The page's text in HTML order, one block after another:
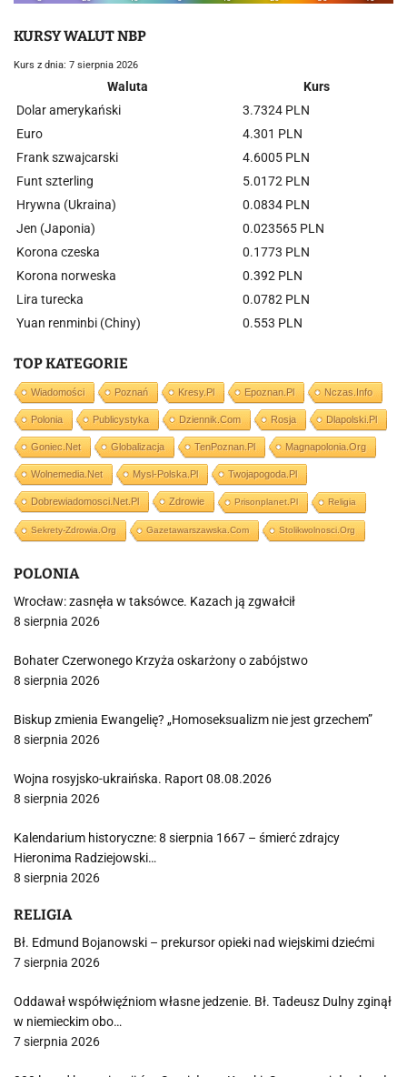
KURSY WALUT NBP
Kurs z dnia: 7 sierpnia 2026
Waluta
Kurs
Dolar amerykański
3.7324 PLN
Euro
4.301 PLN
Frank szwajcarski
4.6005 PLN
Funt szterling
5.0172 PLN
Hrywna (Ukraina)
0.0834 PLN
Jen (Japonia)
0.023565 PLN
Korona czeska
0.1773 PLN
Korona norweska
0.392 PLN
Lira turecka
0.0782 PLN
Yuan renminbi (Chiny)
0.553 PLN
TOP KATEGORIE
Wiadomości Poznań Kresy.pl Epoznan.pl Nczas.info
Polonia Publicystyka Dziennik.com Rosja Dlapolski.pl
Goniec.net Globalizacja TenPoznan.pl Magnapolonia.org
Wolnemedia.net Mysl-Polska.pl Twojapogoda.pl
Dobrewiadomosci.net.pl Zdrowie Prisonplanet.pl Religia
Sekrety-Zdrowia.org Gazetawarszawska.com Stolikwolnosci.org
POLONIA
Wrocław: zasnęła w taksówce. Kazach ją zgwałcił
8 sierpnia 2026
Bohater Czerwonego Krzyża oskarżony o zabójstwo
8 sierpnia 2026
Biskup zmienia Ewangelię? „Homoseksualizm nie jest grzechem”
8 sierpnia 2026
Wojna rosyjsko-ukraińska. Raport 08.08.2026
8 sierpnia 2026
Kalendarium historyczne: 8 sierpnia 1667 – śmierć zdrajcy
Hieronima Radziejowski…
8 sierpnia 2026
RELIGIA
Bł. Edmund Bojanowski – prekursor opieki nad wiejskimi dziećmi
7 sierpnia 2026
Oddawał współwięźniom własne jedzenie. Bł. Tadeusz Dulny zginął
w niemieckim obo…
7 sierpnia 2026